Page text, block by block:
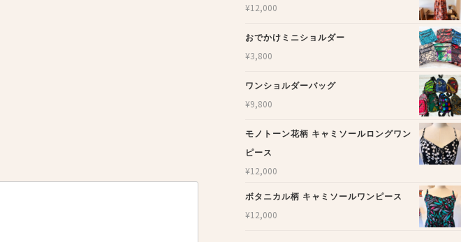
¥12,000
おでかけミニショルダー
¥3,800
ワンショルダーバッグ
¥9,800
モノトーン花柄 キャミソールロングワン
ピース
¥12,000
ボタニカル柄 キャミソールワンピース
¥12,000